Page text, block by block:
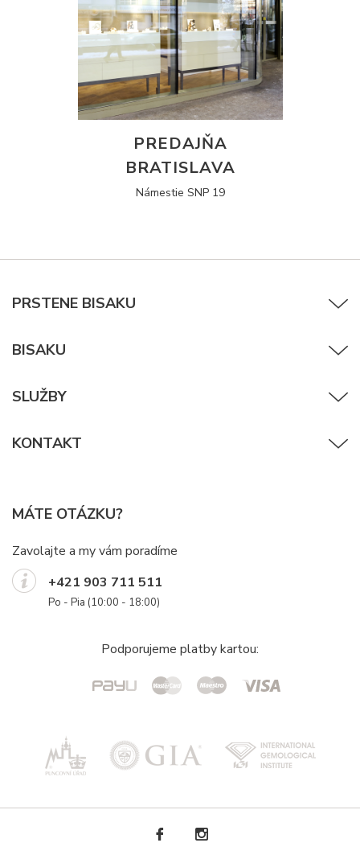
PREDAJŇA
BRATISLAVA
Námestie SNP 19
PRSTENE BISAKU
BISAKU
SLUŽBY
KONTAKT
MÁTE OTÁZKU?
Zavolajte a my vám poradíme
+421 903 711 511
Po - Pia (10:00 - 18:00)
Podporujeme platby kartou: